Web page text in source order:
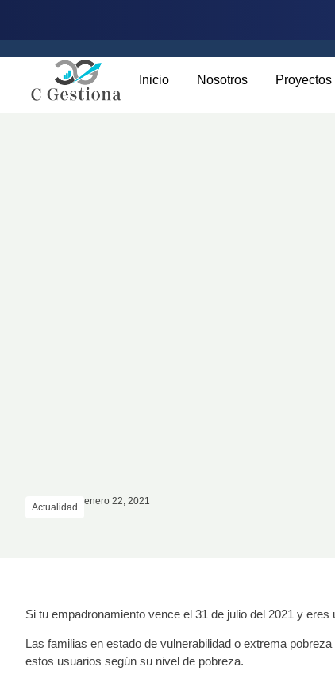
Inicio Nosotros Proyectos
Actualidad
enero 22, 2021
Si tu empadronamiento vence el 31 de julio del 2021 y
Las familias en estado de vulnerabilidad o extrema
estos usuarios según su nivel de pobreza.